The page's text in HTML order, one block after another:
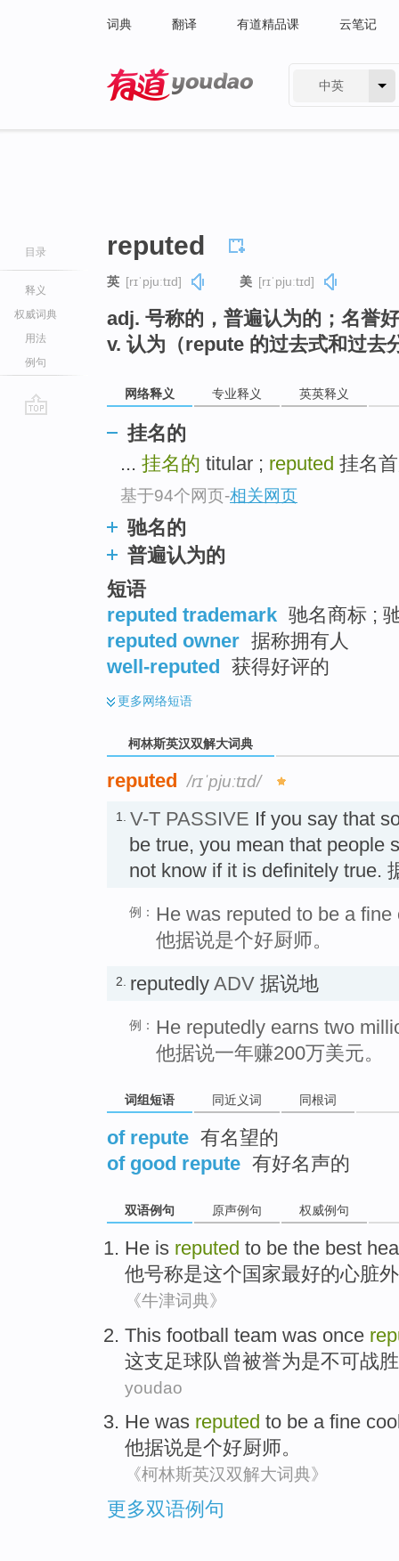
词典 翻译 有道精品课 云笔记
中英
目录
释义
权威词典
用法
例句
reputed
英 [rɪˈpjuːtɪd] 美 [rɪˈpjuːtɪd]
adj. 号称的，普遍认为的；名誉
v. 认为（repute 的过去式和过去
网络释义 专业释义 英英释义
挂名的
... 挂名的 titular ; reputed 挂名
基于94个网页-相关网页
驰名的
普遍认为的
短语
reputed trademark 驰名商标 ;
reputed owner 据称拥有人
well-reputed
获得好评的
更多网络短语
柯林斯英汉双解大词典
reputed /rɪˈpjuːtɪd/
1. V-T PASSIVE If you say that
be true, you mean that people
not know if it is definitely true.
例： He was reputed to be a fine
他据说是个好厨师。
2. reputedly ADV 据说地
例： He reputedly earns two
他据说一年赚200万美元。
词组短语 同近义词 同根词
of repute 有名望的
of good repute 有好名声的
双语例句 原声例句 权威例句
He is reputed to be the best
他号称是这个国家最好的心脏
《牛津词典》
This football team was once
这支足球队 曾被誉为是不可战胜
youdao
He was reputed to be a fine
他据说是个好厨师。
《柯林斯英汉双解大词典》
更多双语例句